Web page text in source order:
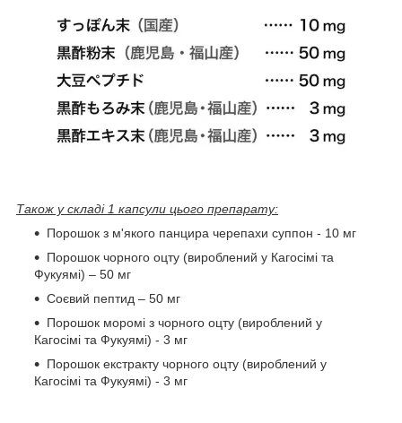
Також у складі 1 капсули цього препарату:
Порошок з м'якого панцира черепахи суппон - 10 мг
Порошок чорного оцту (вироблений у Кагосімі та
Фукуямі) – 50 мг
Соєвий пептид – 50 мг
Порошок моромі з чорного оцту (вироблений у
Кагосімі та Фукуямі) - 3 мг
Порошок екстракту чорного оцту (вироблений у
Кагосімі та Фукуямі) - 3 мг